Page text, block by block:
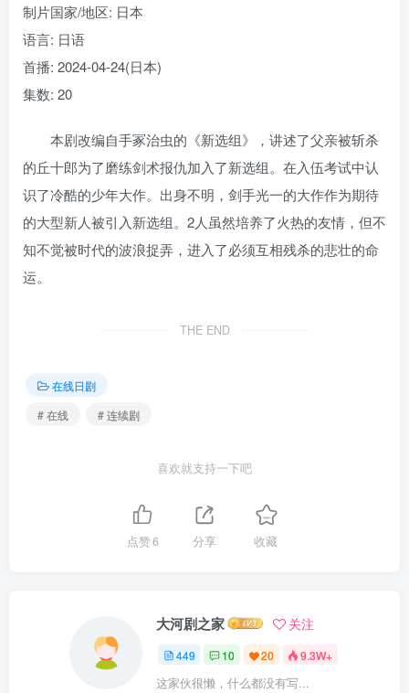
制片国家/地区: 日本
语言: 日语
首播: 2024-04-24(日本)
集数: 20
本剧改编自手冢治虫的《新选组》，讲述了父亲被斩杀
的丘十郎为了磨练剑术报仇加入了新选组。在入伍考试中认
识了冷酷的少年大作。出身不明，剑手光一的大作作为期待
的大型新人被引入新选组。2人虽然培养了火热的友情，但不
知不觉被时代的波浪捉弄，进入了必须互相残杀的悲壮的命
运。
THE END
在线日剧
# 在线
# 连续剧
喜欢就支持一下吧
点赞6 分享 收藏
大河剧之家 关注
449 10 20 9.3W+
这家伙很懒，什么都没有写...